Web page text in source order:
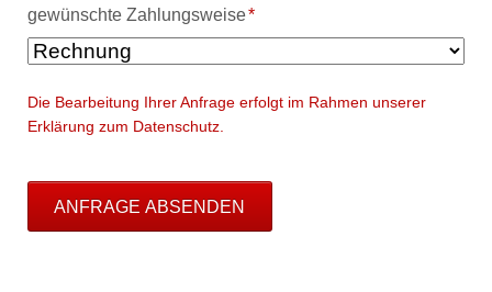
Pflichtfeld
gewünschte Zahlungsweise*
Die Bearbeitung Ihrer Anfrage erfolgt im Rahmen unserer
Erklärung zum Datenschutz.
ANFRAGE ABSENDEN